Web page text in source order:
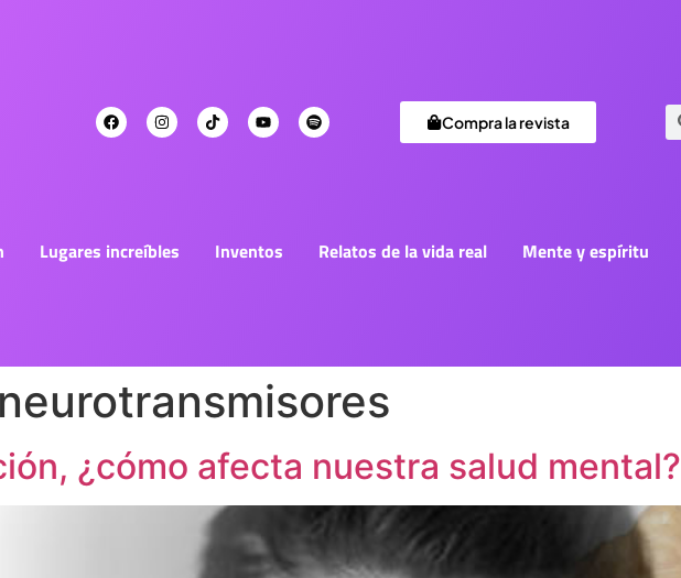
Compra la revista
Lugares increíbles Inventos Relatos de la vida real Mente y espíritu
neurotransmisores
¿cómo afecta nuestra salud mental?